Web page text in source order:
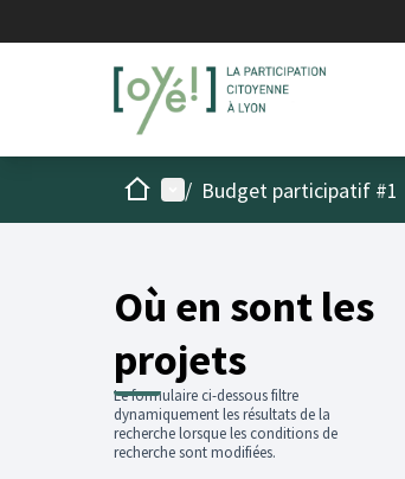
AccueilMenu principal
/ Budget participatif #1
Où en sont les
projets
Le formulaire ci-dessous filtre
dynamiquement les résultats de la
recherche lorsque les conditions de
recherche sont modifiées.